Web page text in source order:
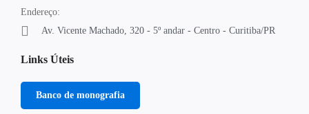
Endereço:
Av. Vicente Machado, 320 - 5º andar - Centro - Curitiba/PR
Links Úteis
Banco de monografia